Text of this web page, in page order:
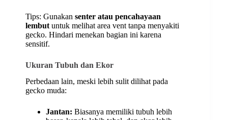
Tips: Gunakan senter atau pencahayaan
lembut untuk melihat area vent tanpa menyakiti
gecko. Hindari menekan bagian ini karena
sensitif.
Ukuran Tubuh dan Ekor
Perbedaan lain, meski lebih sulit dilihat pada
gecko muda:
Jantan: Biasanya memiliki tubuh lebih